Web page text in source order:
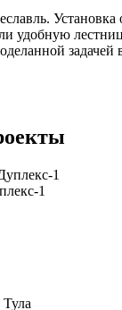
Установка
удобную
задачей
1